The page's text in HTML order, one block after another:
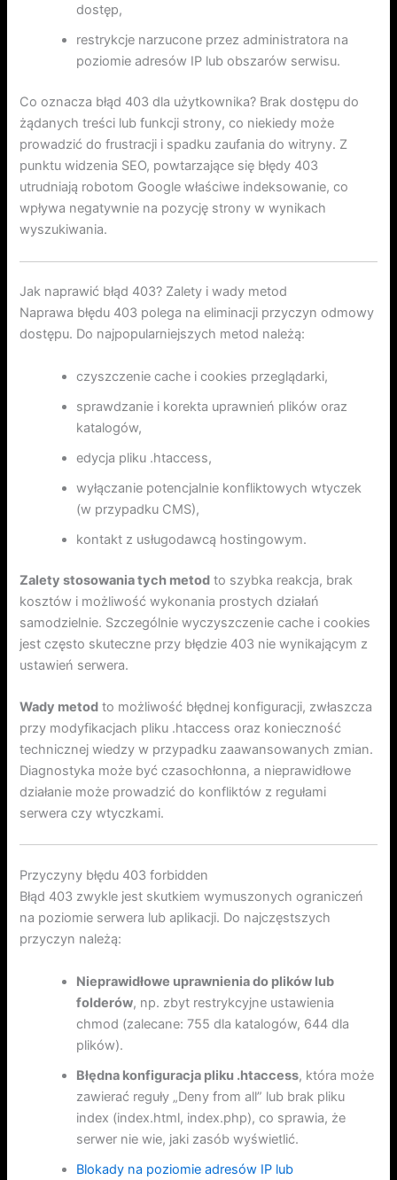
dostęp,
restrykcje narzucone przez administratora na
poziomie adresów IP lub obszarów serwisu.
Co oznacza błąd 403 dla użytkownika? Brak dostępu do
żądanych treści lub funkcji strony, co niekiedy może
prowadzić do frustracji i spadku zaufania do witryny. Z
punktu widzenia SEO, powtarzające się błędy 403
utrudniają robotom Google właściwe indeksowanie, co
wpływa negatywnie na pozycję strony w wynikach
wyszukiwania.
Jak naprawić błąd 403? Zalety i wady metod
Naprawa błędu 403 polega na eliminacji przyczyn odmowy
dostępu. Do najpopularniejszych metod należą:
czyszczenie cache i cookies przeglądarki,
sprawdzanie i korekta uprawnień plików oraz
katalogów,
edycja pliku .htaccess,
wyłączanie potencjalnie konfliktowych wtyczek
(w przypadku CMS),
kontakt z usługodawcą hostingowym.
Zalety stosowania tych metod to szybka reakcja, brak
kosztów i możliwość wykonania prostych działań
samodzielnie. Szczególnie wyczyszczenie cache i cookies
jest często skuteczne przy błędzie 403 nie wynikającym z
ustawień serwera.
Wady metod to możliwość błędnej konfiguracji, zwłaszcza
przy modyfikacjach pliku .htaccess oraz konieczność
technicznej wiedzy w przypadku zaawansowanych zmian.
Diagnostyka może być czasochłonna, a nieprawidłowe
działanie może prowadzić do konfliktów z regułami
serwera czy wtyczkami.
Przyczyny błędu 403 forbidden
Błąd 403 zwykle jest skutkiem wymuszonych ograniczeń
na poziomie serwera lub aplikacji. Do najczęstszych
przyczyn należą:
Nieprawidłowe uprawnienia do plików lub
folderów, np. zbyt restrykcyjne ustawienia
chmod (zalecane: 755 dla katalogów, 644 dla
plików).
Błędna konfiguracja pliku .htaccess, która może
zawierać reguły „Deny from all” lub brak pliku
index (index.html, index.php), co sprawia, że
serwer nie wie, jaki zasób wyświetlić.
Blokady na poziomie adresów IP lub